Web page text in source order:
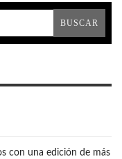
con una edición de más